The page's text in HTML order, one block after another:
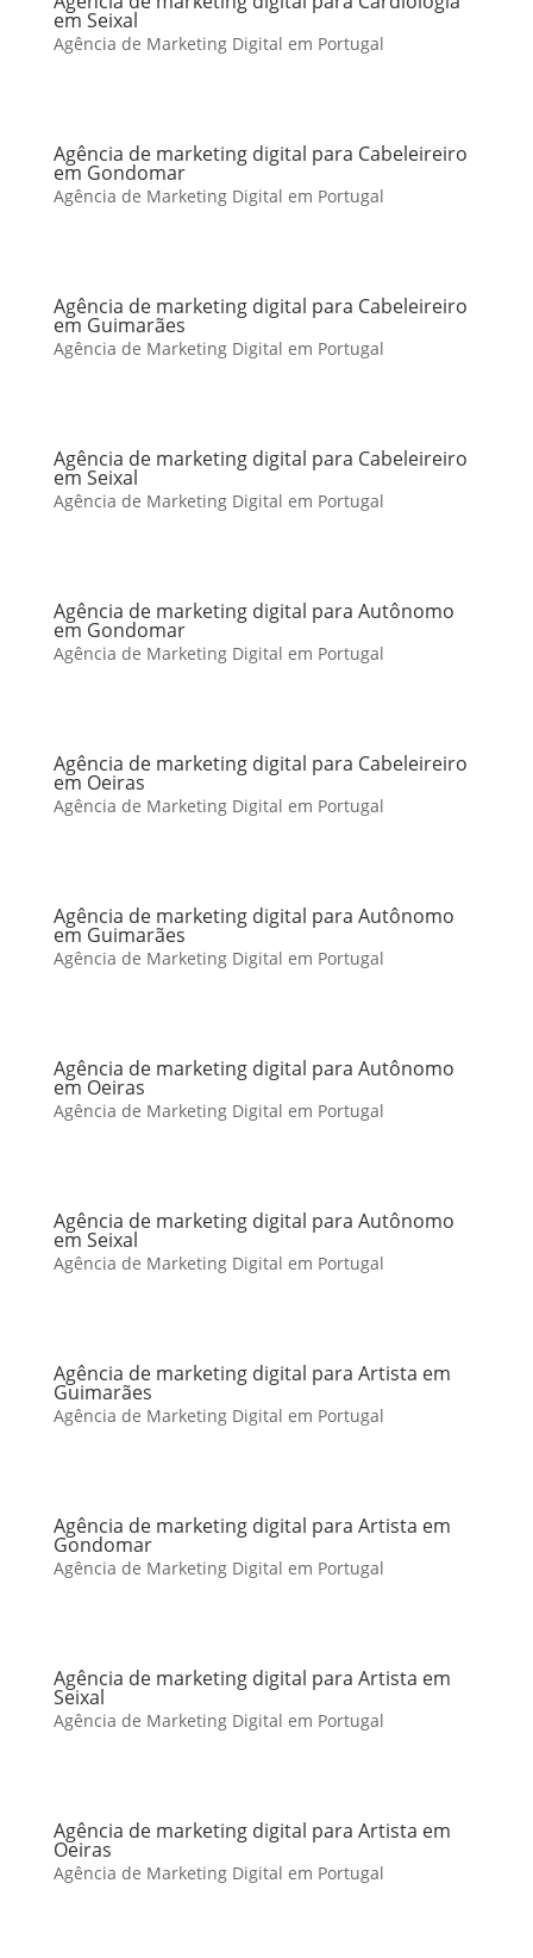
em Seixal
Agência de Marketing Digital em Portugal
Agência de marketing digital para Cabeleireiro
em Gondomar
Agência de Marketing Digital em Portugal
Agência de marketing digital para Cabeleireiro
em Guimarães
Agência de Marketing Digital em Portugal
Agência de marketing digital para Cabeleireiro
em Seixal
Agência de Marketing Digital em Portugal
Agência de marketing digital para Autônomo
em Gondomar
Agência de Marketing Digital em Portugal
Agência de marketing digital para Cabeleireiro
em Oeiras
Agência de Marketing Digital em Portugal
Agência de marketing digital para Autônomo
em Guimarães
Agência de Marketing Digital em Portugal
Agência de marketing digital para Autônomo
em Oeiras
Agência de Marketing Digital em Portugal
Agência de marketing digital para Autônomo
em Seixal
Agência de Marketing Digital em Portugal
Agência de marketing digital para Artista em
Guimarães
Agência de Marketing Digital em Portugal
Agência de marketing digital para Artista em
Gondomar
Agência de Marketing Digital em Portugal
Agência de marketing digital para Artista em
Seixal
Agência de Marketing Digital em Portugal
Agência de marketing digital para Artista em
Oeiras
Agência de Marketing Digital em Portugal